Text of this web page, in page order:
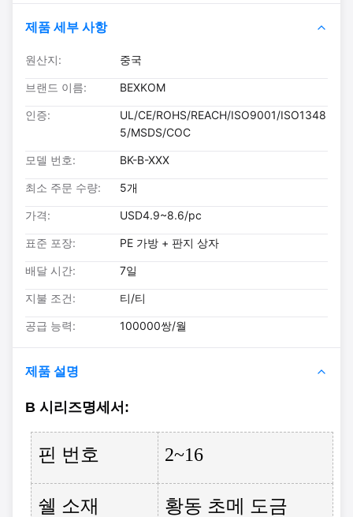
제품 세부 사항
원산지: 중국
브랜드 이름: BEXKOM
인증:
UL/CE/ROHS/REACH/ISO9001/ISO1348
5/MSDS/COC
모델 번호: BK-B-XXX
최소 주문 수량: 5개
가격: USD4.9~8.6/pc
표준 포장: PE 가방 + 판지 상자
배달 시간: 7일
지불 조건: 티/티
공급 능력: 100000쌍/월
제품 설명
B 시리즈명세서 :
핀 번호 2~16
쉘 소재 황동 초메 도금